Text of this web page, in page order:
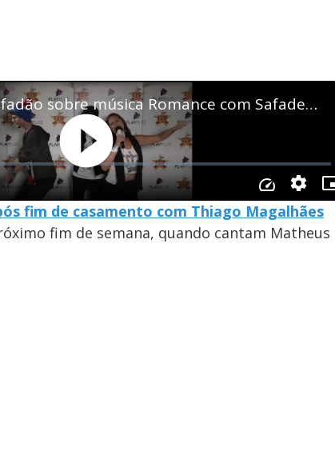
fim de casamento com Thiago Magalhães
fim de semana, quando cantam Matheus